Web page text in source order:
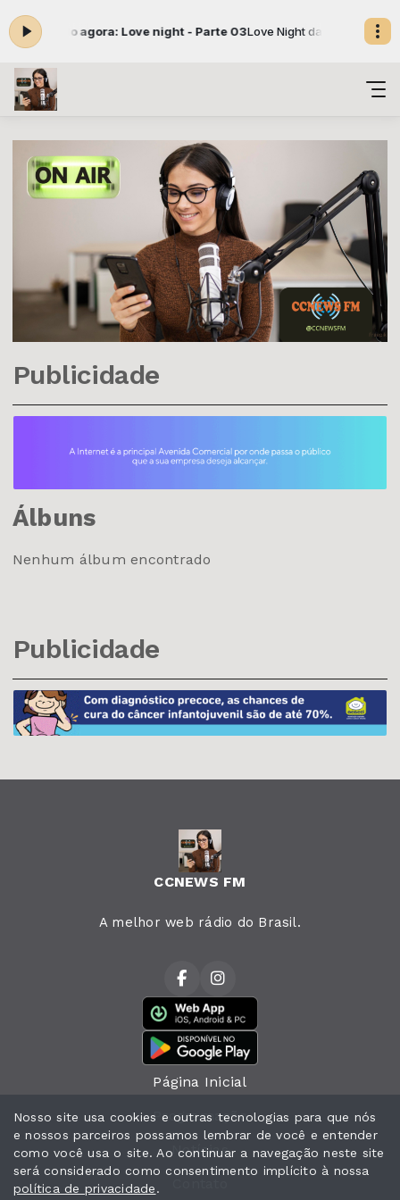
- Tocando agora: Love night - Parte 03Love Night das 00:00 às
Publicidade
Álbuns
Nenhum álbum encontrado
Publicidade
CCNEWS FM
A melhor web rádio do Brasil.
Página Inicial
Programação
Notícias
Nosso site usa cookies e outras tecnologias para que nós
e nossos parceiros possamos lembrar de você e entender
como você usa o site. Ao continuar a navegação neste site
será considerado como consentimento implícito à nossa
política de privacidade.